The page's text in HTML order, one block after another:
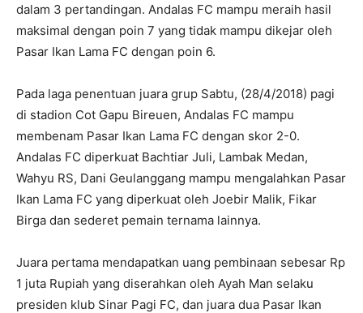
dalam 3 pertandingan. Andalas FC mampu meraih hasil
maksimal dengan poin 7 yang tidak mampu dikejar oleh
Pasar Ikan Lama FC dengan poin 6.
Pada laga penentuan juara grup Sabtu, (28/4/2018) pagi
di stadion Cot Gapu Bireuen, Andalas FC mampu
membenam Pasar Ikan Lama FC dengan skor 2-0.
Andalas FC diperkuat Bachtiar Juli, Lambak Medan,
Wahyu RS, Dani Geulanggang mampu mengalahkan Pasar
Ikan Lama FC yang diperkuat oleh Joebir Malik, Fikar
Birga dan sederet pemain ternama lainnya.
Juara pertama mendapatkan uang pembinaan sebesar Rp
1 juta Rupiah yang diserahkan oleh Ayah Man selaku
presiden klub Sinar Pagi FC, dan juara dua Pasar Ikan